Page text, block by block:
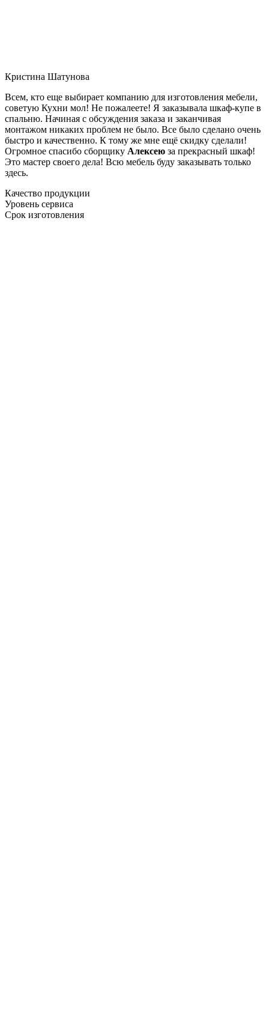
Кристина Шатунова
Всем, кто еще выбирает компанию для изготовления мебели,
советую Кухни мол! Не пожалеете! Я заказывала шкаф-купе в
спальню. Начиная с обсуждения заказа и заканчивая
монтажом никаких проблем не было. Все было сделано очень
быстро и качественно. К тому же мне ещё скидку сделали!
Огромное спасибо сборщику Алексею за прекрасный шкаф!
Это мастер своего дела! Всю мебель буду заказывать только
здесь.
Качество продукции
Уровень сервиса
Срок изготовления